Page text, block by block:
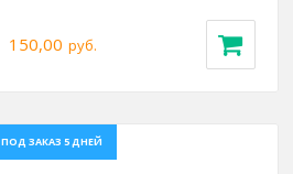
150,00 руб.
ПОД ЗАКАЗ 5 ДНЕЙ